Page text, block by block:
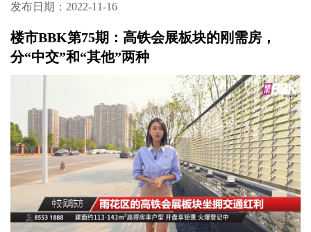
发布日期：2022-11-16
楼市BBK第75期：高铁会展板块的刚需房，
分“中交”和“其他”两种